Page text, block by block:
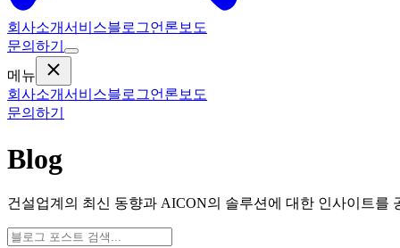
회사소개서비스블로그언론보도
문의하기
메뉴
회사소개서비스블로그언론보도
문의하기
Blog
건설업계의 최신 동향과 AICON의 솔루션에 대한 인사이트를